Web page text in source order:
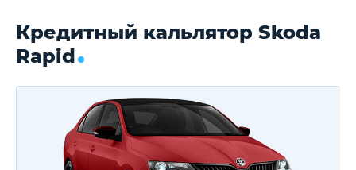
Кредитный кальлятор Skoda
Rapid